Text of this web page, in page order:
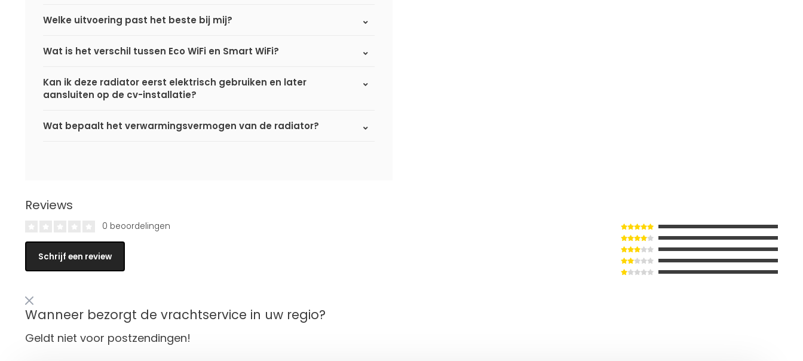
Welke uitvoering past het beste bij mij?
Wat is het verschil tussen Eco WiFi en Smart WiFi?
Kan ik deze radiator eerst elektrisch gebruiken en later
aansluiten op de cv-installatie?
Wat bepaalt het verwarmingsvermogen van de radiator?
Reviews
0 beoordelingen
Schrijf een review
Wanneer bezorgt de vrachtservice in uw regio?
Geldt niet voor postzendingen!